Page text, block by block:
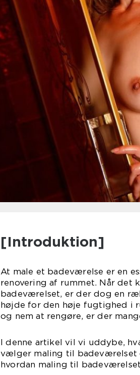
[Introduktion]
At male et badeværelse er en
renovering af rummet. Når
badeværelset, er der dog en
højde for den høje fugtighed i
og nem at rengøre, er der
I denne artikel vil vi uddybe,
vælger maling til badeværelset
hvordan maling til